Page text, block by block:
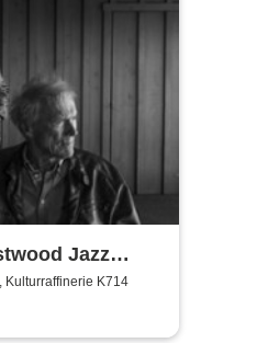
Jazz
Kulturraffinerie K714